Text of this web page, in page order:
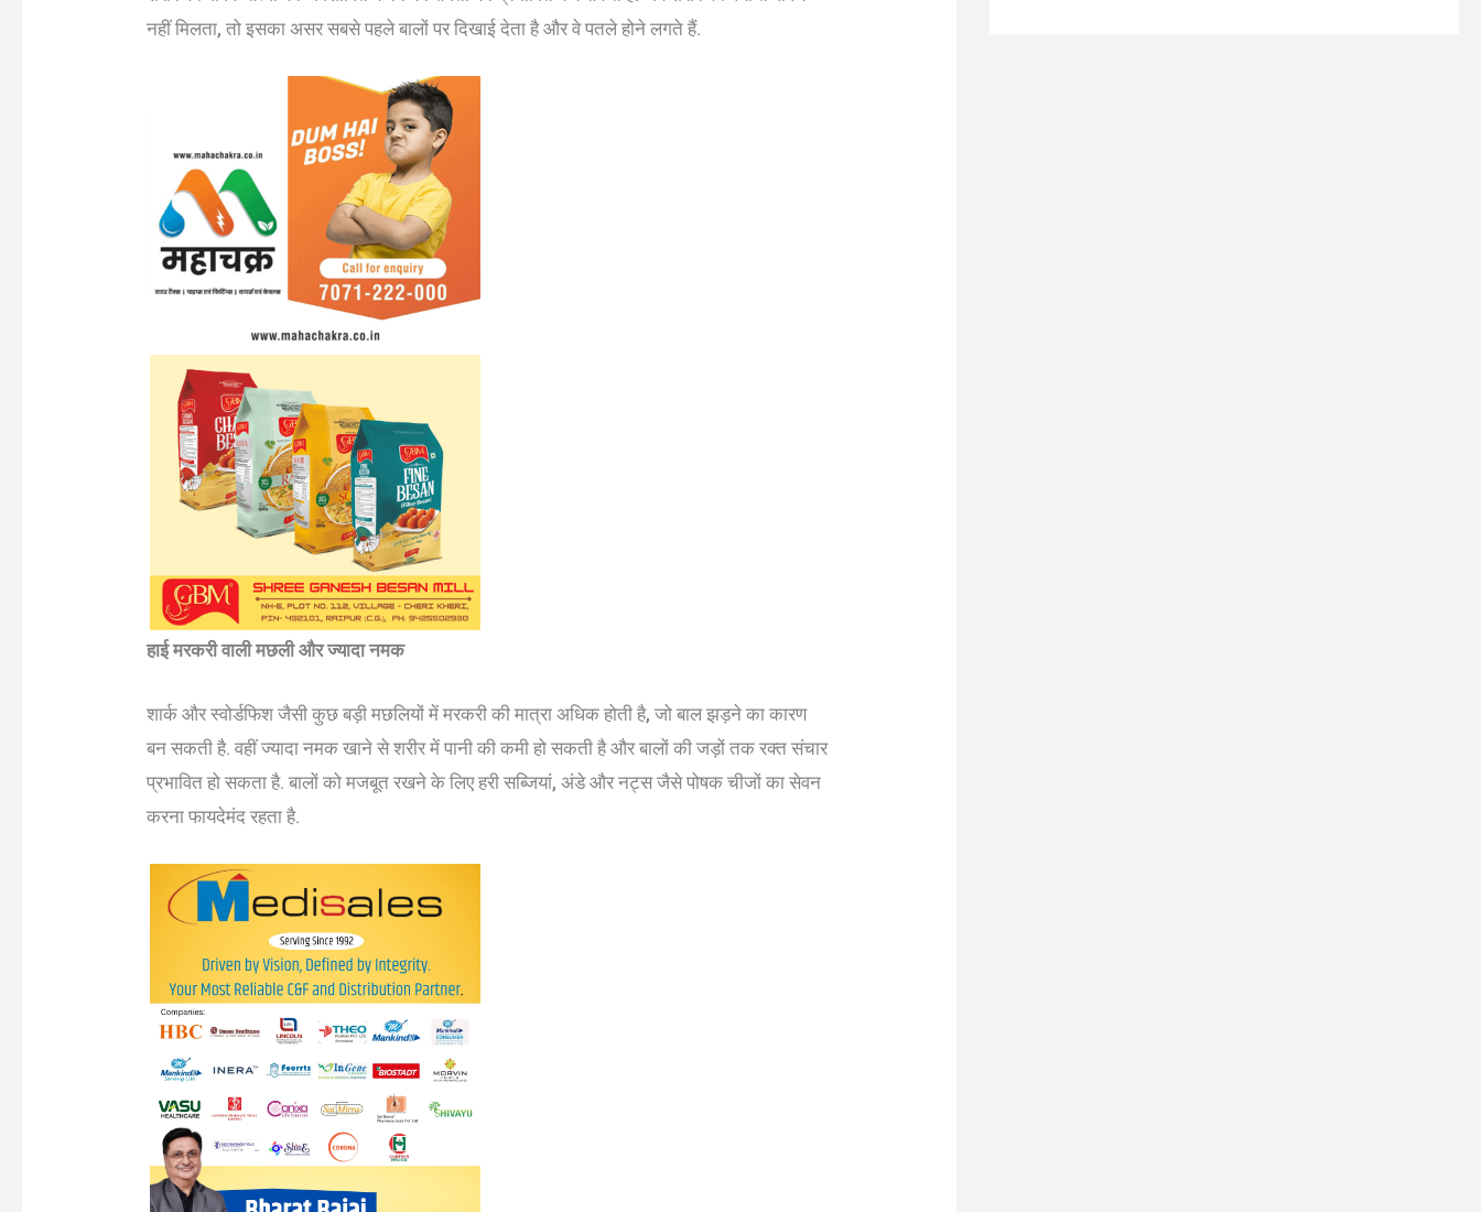
नहीं मिलता, तो इसका असर सबसे पहले बालों पर दिखाई देता है और वे पतले होने लगते हैं.
हाई मरकरी वाली मछली और ज्यादा नमक
शार्क और स्वोर्डफिश जैसी कुछ बड़ी मछलियों में मरकरी की मात्रा अधिक होती है, जो बाल झड़ने का कारण
बन सकती है. वहीं ज्यादा नमक खाने से शरीर में पानी की कमी हो सकती है और बालों की जड़ों तक रक्त संचार
प्रभावित हो सकता है. बालों को मजबूत रखने के लिए हरी सब्जियां, अंडे और नट्स जैसे पोषक चीजों का सेवन
करना फायदेमंद रहता है.